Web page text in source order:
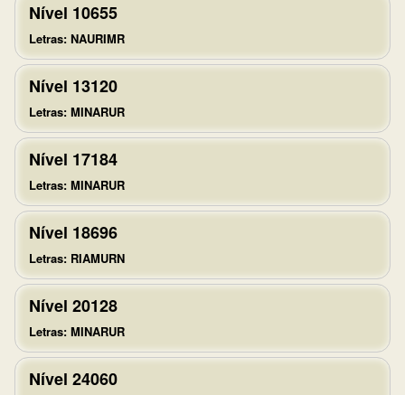
Nível 10655
Letras: NAURIMR
Nível 13120
Letras: MINARUR
Nível 17184
Letras: MINARUR
Nível 18696
Letras: RIAMURN
Nível 20128
Letras: MINARUR
Nível 24060